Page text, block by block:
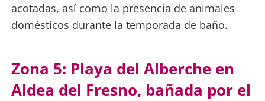
acotadas, así como la presencia de animales
domésticos durante la temporada de baño.
Zona 5: Playa del Alberche en
Aldea del Fresno, bañada por el